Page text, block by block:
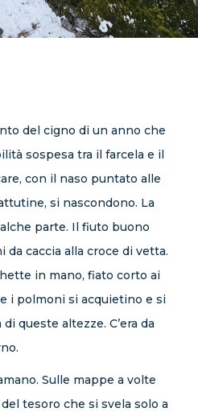
del cigno di un anno che
sospesa tra il farcela e il
con il naso puntato alle
si nascondono. La
parte. Il fiuto buono
da caccia alla croce di vetta.
in mano, fiato corto ai
i polmoni si acquietino e si
queste altezze. C’era da
Sulle mappe a volte
tesoro che si svela solo a